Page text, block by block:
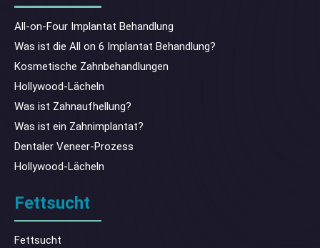
All-on-Four Implantat Behandlung
Was ist die All on 6 Implantat Behandlung?
Kosmetische Zahnbehandlungen
Hollywood-Lächeln
Was ist Zahnaufhellung?
Was ist ein Zahnimplantat?
Dentaler Veneer-Prozess
Hollywood-Lächeln
Fettsucht
Fettsucht